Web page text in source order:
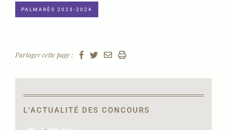
PALMARÈS 2023-2024
Partager cette page :
L'ACTUALITÉ DES CONCOURS